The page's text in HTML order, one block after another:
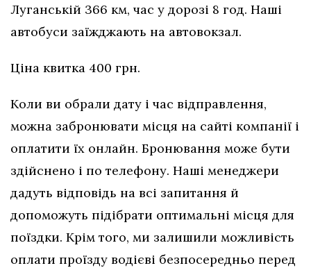
Луганській 366 км, час у дорозі 8 год. Наші
автобуси заїжджають на автовокзал.
Ціна квитка 400 грн.
Коли ви обрали дату і час відправлення,
можна забронювати місця на сайті компанії і
оплатити їх онлайн. Бронювання може бути
здійснено і по телефону. Наші менеджери
дадуть відповідь на всі запитання й
допоможуть підібрати оптимальні місця для
поїздки. Крім того, ми залишили можливість
оплати проїзду водієві безпосередньо перед